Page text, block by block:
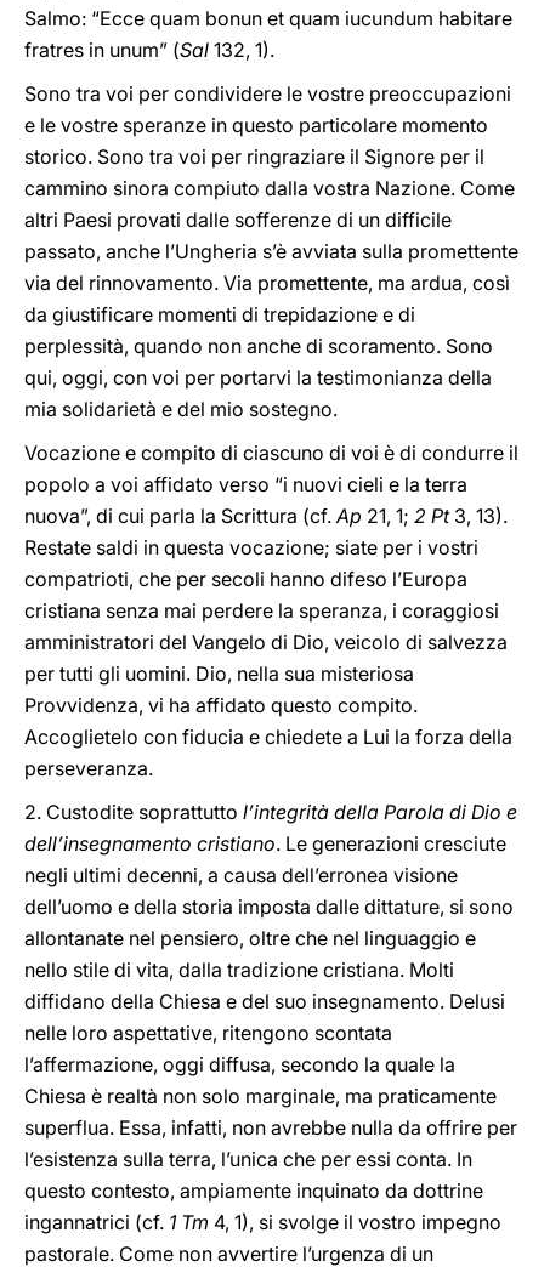
Salmo: “Ecce quam bonun et quam iucundum habitare
fratres in unum” (Sal 132, 1).
Sono tra voi per condividere le vostre preoccupazioni
e le vostre speranze in questo particolare momento
storico. Sono tra voi per ringraziare il Signore per il
cammino sinora compiuto dalla vostra Nazione. Come
altri Paesi provati dalle sofferenze di un difficile
passato, anche l’Ungheria s’è avviata sulla promettente
via del rinnovamento. Via promettente, ma ardua, così
da giustificare momenti di trepidazione e di
perplessità, quando non anche di scoramento. Sono
qui, oggi, con voi per portarvi la testimonianza della
mia solidarietà e del mio sostegno.
Vocazione e compito di ciascuno di voi è di condurre il
popolo a voi affidato verso “i nuovi cieli e la terra
nuova”, di cui parla la Scrittura (cf.Ap 21, 1; 2 Pt 3, 13).
Restate saldi in questa vocazione; siate per i vostri
compatrioti, che per secoli hanno difeso l’Europa
cristiana senza mai perdere la speranza, i coraggiosi
amministratori del Vangelo di Dio, veicolo di salvezza
per tutti gli uomini. Dio, nella sua misteriosa
Provvidenza, vi ha affidato questo compito.
Accoglietelo con fiducia e chiedete a Lui la forza della
perseveranza.
2. Custodite soprattutto l’integrità della Parola di Dio e
dell’insegnamento cristiano. Le generazioni cresciute
negli ultimi decenni, a causa dell’erronea visione
dell’uomo e della storia imposta dalle dittature, si sono
allontanate nel pensiero, oltre che nel linguaggio e
nello stile di vita, dalla tradizione cristiana. Molti
diffidano della Chiesa e del suo insegnamento. Delusi
nelle loro aspettative, ritengono scontata
l’affermazione, oggi diffusa, secondo la quale la
Chiesa è realtà non solo marginale, ma praticamente
superflua. Essa, infatti, non avrebbe nulla da offrire per
l’esistenza sulla terra, l’unica che per essi conta. In
questo contesto, ampiamente inquinato da dottrine
ingannatrici (cf. 1 Tm 4, 1), si svolge il vostro impegno
pastorale. Come non avvertire l’urgenza di un